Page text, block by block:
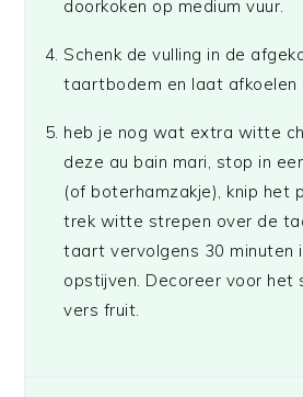
doorkoken op medium vuur.
Schenk de vulling in de
taartbodem en laat afkoelen
heb je nog wat extra witte
deze au bain mari, stop in
(of boterhamzakje), knip het
trek witte strepen over de
taart vervolgens 30 minuten
opstijven. Decoreer voor het
vers fruit.